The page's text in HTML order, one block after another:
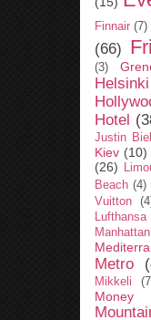
Finnair (7)
(66)
(3)
Helsinki
Hotel
Justin
Kiev (10)
(26)
Beach (4)
Vuitton
Lufthansa
Manhattan
Metro
Mikkeli
Money